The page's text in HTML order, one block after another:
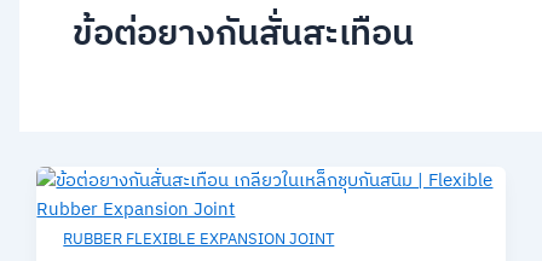
ข้อต่อยางกันสั่นสะเทือน
RUBBER FLEXIBLE EXPANSION JOINT